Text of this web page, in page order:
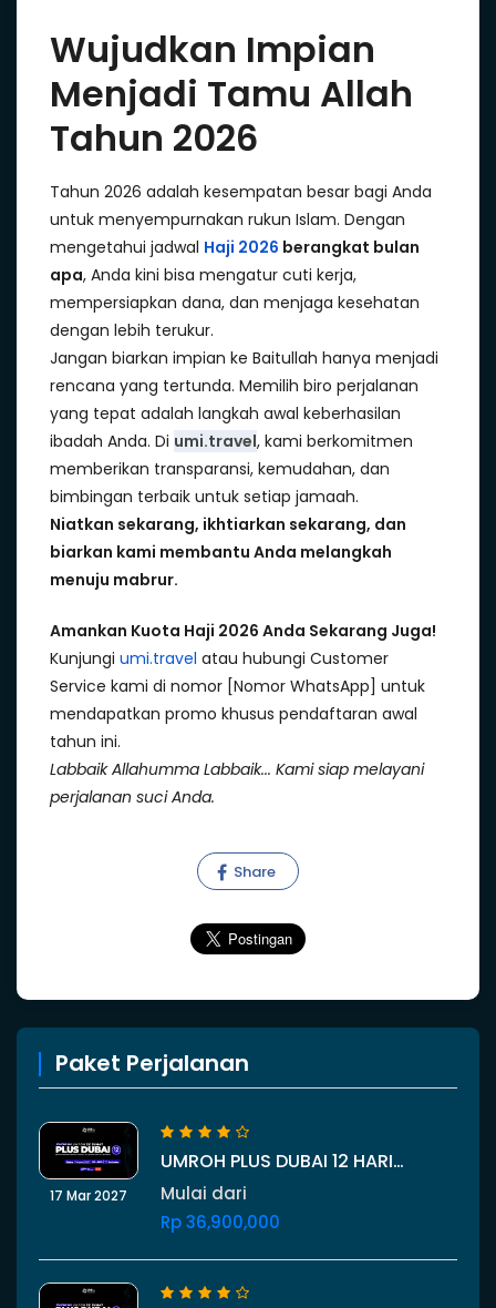
Wujudkan Impian
Menjadi Tamu Allah
Tahun 2026
Tahun 2026 adalah kesempatan besar bagi Anda
untuk menyempurnakan rukun Islam. Dengan
mengetahui jadwal Haji 2026 berangkat bulan
apa, Anda kini bisa mengatur cuti kerja,
mempersiapkan dana, dan menjaga kesehatan
dengan lebih terukur.
Jangan biarkan impian ke Baitullah hanya menjadi
rencana yang tertunda. Memilih biro perjalanan
yang tepat adalah langkah awal keberhasilan
ibadah Anda. Di umi.travel, kami berkomitmen
memberikan transparansi, kemudahan, dan
bimbingan terbaik untuk setiap jamaah.
Niatkan sekarang, ikhtiarkan sekarang, dan
biarkan kami membantu Anda melangkah
menuju mabrur.
Amankan Kuota Haji 2026 Anda Sekarang Juga!
Kunjungi umi.travel atau hubungi Customer
Service kami di nomor [Nomor WhatsApp] untuk
mendapatkan promo khusus pendaftaran awal
tahun ini.
Labbaik Allahumma Labbaik... Kami siap melayani
perjalanan suci Anda.
Share
Paket Perjalanan
17 Mar 2027
UMROH PLUS DUBAI 12 HARI
STARTING BALI 17 MARET 2027
Mulai dari
Rp 36,900,000